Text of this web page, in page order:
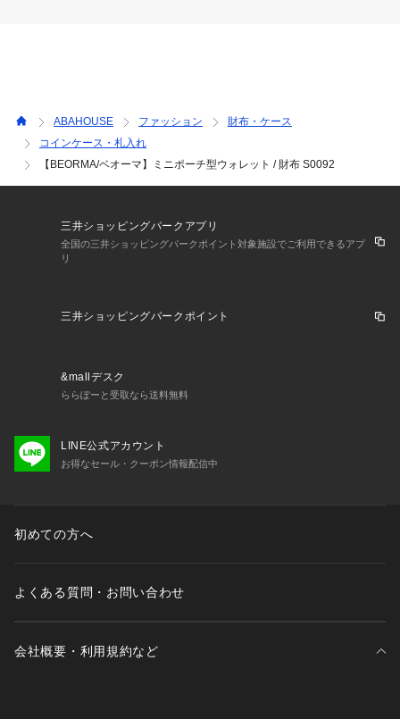
ハウスコックスが2022年末に工場を閉鎖した際、そこで長い
間働いていた職人の中でも生産の要となった25人以上の熟練の
スタッフを集め、新たに工場を設立しました。
こうして、140年以上にわたって英国生産を続けてきたホワイ
れています。
イングランド製
ABAHOUSE ファッション
財布・ケース
コインケース・札入れ
【BEORMA/ベオーマ】ミニポーチ型ウォレット / 財布 S0092
三井ショッピングパークアプリ
全国の三井ショッピングパークポイント対象施設でご利用できるアプ
リ
三井ショッピングパークポイント
&mallデスク
ららぽーと受取なら送料無料
LINE公式アカウント
お得なセール・クーポン情報配信中
初めての方へ
よくある質問・お問い合わせ
会社概要・利用規約など